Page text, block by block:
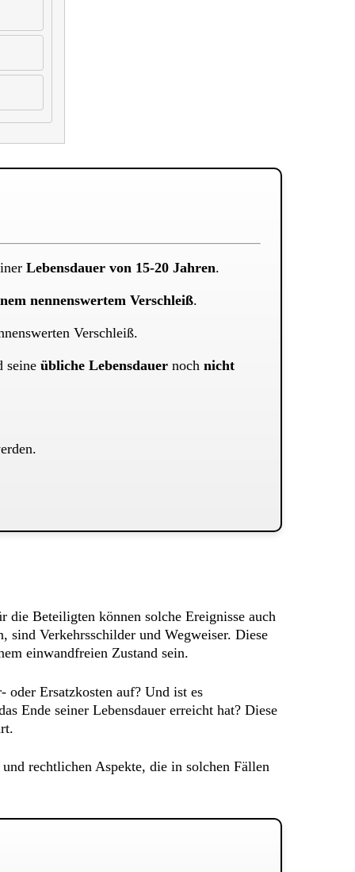
Lebensdauer von 15-20 Jahren.
nennenswertem Verschleiß.
Verschleiß.
seine übliche Lebensdauernoch nicht
die Beteiligten können solche Ereignisse auch
sind Verkehrsschilder und Wegweiser. Diese
einwandfreien Zustand sein.
Ersatzkosten auf? Und ist es
Ende seiner Lebensdauer erreicht hat? Diese
rechtlichen Aspekte, die in solchen Fällen